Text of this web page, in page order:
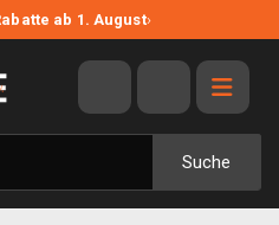
ab 1. August›
Suche